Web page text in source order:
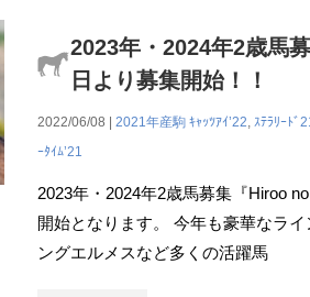
2023年・2024年2歳馬
日より募集開始！！
2022/06/08 | 2021年産駒 ｷｬｯﾂｱｲ’22, ｽﾃﾗﾘｰﾄﾞ
ｰﾀｲﾑ’21
2023年・2024年2歳馬募集『Hiroo
開始となります。 今年も豪華なラ
ングエルメスなど多くの活躍馬